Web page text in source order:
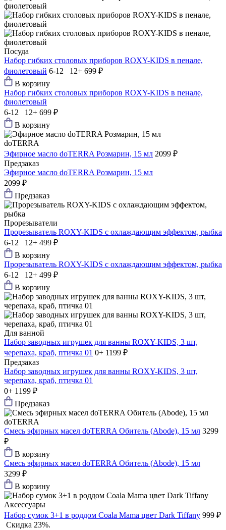
Посуда
Набор гибких столовых приборов ROXY-KIDS в пенале,
фиолетовый 6-12 12+ 699 ₽
В корзину
Набор гибких столовых приборов ROXY-KIDS в пенале,
фиолетовый
6-12 12+ 699 ₽
В корзину
doTERRA
Эфирное масло doTERRA Розмарин, 15 мл 2099 ₽
Предзаказ
Эфирное масло doTERRA Розмарин, 15 мл
2099 ₽
Предзаказ
Прорезыватели
Прорезыватель ROXY-KIDS с охлаждающим эффектом, рыбка
6-12 12+ 499 ₽
В корзину
Прорезыватель ROXY-KIDS с охлаждающим эффектом, рыбка
6-12 12+ 499 ₽
В корзину
Для ванной
Набор заводных игрушек для ванны ROXY-KIDS, 3 шт,
черепаха, краб, птичка 01 0+ 1199 ₽
Предзаказ
Набор заводных игрушек для ванны ROXY-KIDS, 3 шт,
черепаха, краб, птичка 01
0+ 1199 ₽
Предзаказ
doTERRA
Смесь эфирных масел doTERRA Обитель (Abode), 15 мл 3299
₽
В корзину
Смесь эфирных масел doTERRA Обитель (Abode), 15 мл
3299 ₽
В корзину
Аксессуары
Набор сумок 3+1 в роддом Coala Mama цвет Dark Tiffany 999 ₽
Скидка 23%.